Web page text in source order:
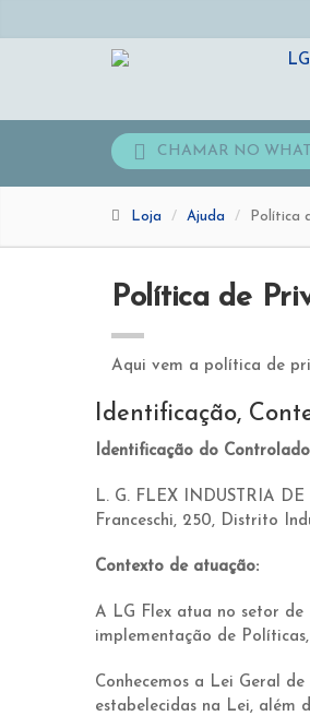
CHAMAR NO
Loja Ajuda Política
Política de
Aqui vem a política de
Identificação,
Identificação do
L. G. FLEX INDUSTRIA
Franceschi, 250, Distrito
Contexto de atuação:
A LG Flex atua no setor de
implementação de
Conhecemos a Lei Geral
estabelecidas na Lei, além